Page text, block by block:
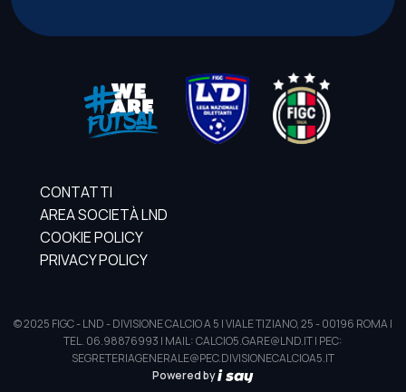
CONTATTI
AREA SOCIETÀ LND
COOKIE POLICY
PRIVACY POLICY
© 2025 FIGC - LND - DIVISIONE CALCIO A 5 | VIALE TIZIANO, 25 - 00196 ROMA |
TEL. 06.98876993 | MAIL: CALCIO5.GARE@LND.IT | PEC:
SEGRETERIAGENERALE@PEC.DIVISIONECALCIOA5.IT
Powered by